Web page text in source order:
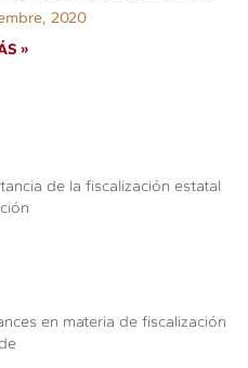
2020
»
de la fiscalización estatal
en materia de fiscalización